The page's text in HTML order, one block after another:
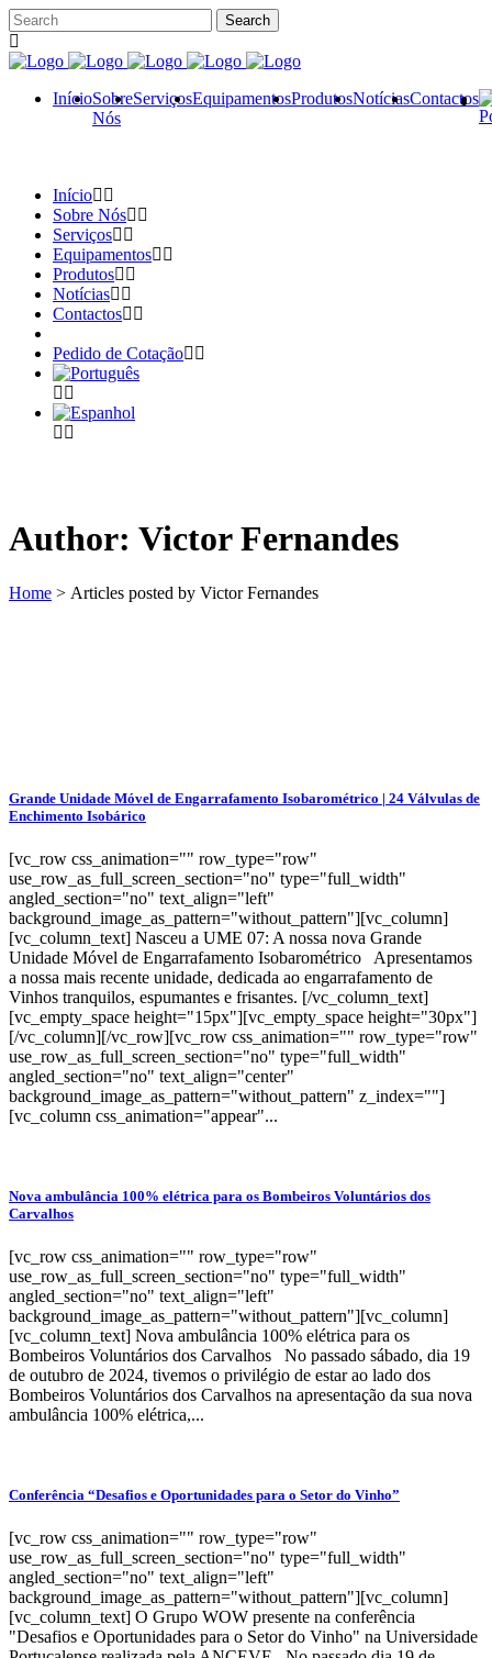
InícioSobre
Nós
ServiçosEquipamentosProdutosNotíciasContactos
Início
Sobre Nós
Serviços
Equipamentos
Produtos
Notícias
Contactos
Pedido de Cotação
Author: Victor Fernandes
Home > Articles posted by Victor Fernandes
Grande Unidade Móvel de Engarrafamento Isobarométrico | 24 Válvulas de
Enchimento Isobárico
[vc_row css_animation="" row_type="row"
use_row_as_full_screen_section="no" type="full_width"
angled_section="no" text_align="left"
background_image_as_pattern="without_pattern"][vc_column]
[vc_column_text] Nasceu a UME 07: A nossa nova Grande
Unidade Móvel de Engarrafamento Isobarométrico Apresentamos
a nossa mais recente unidade, dedicada ao engarrafamento de
Vinhos tranquilos, espumantes e frisantes. [/vc_column_text]
[vc_empty_space height="15px"][vc_empty_space height="30px"]
[/vc_column][/vc_row][vc_row css_animation="" row_type="row"
use_row_as_full_screen_section="no" type="full_width"
angled_section="no" text_align="center"
background_image_as_pattern="without_pattern" z_index=""]
[vc_column css_animation="appear"...
Nova ambulância 100% elétrica para os Bombeiros Voluntários dos
Carvalhos
[vc_row css_animation="" row_type="row"
use_row_as_full_screen_section="no" type="full_width"
angled_section="no" text_align="left"
background_image_as_pattern="without_pattern"][vc_column]
[vc_column_text] Nova ambulância 100% elétrica para os
Bombeiros Voluntários dos Carvalhos No passado sábado, dia 19
de outubro de 2024, tivemos o privilégio de estar ao lado dos
Bombeiros Voluntários dos Carvalhos na apresentação da sua nova
ambulância 100% elétrica,...
Conferência “Desafios e Oportunidades para o Setor do Vinho”
[vc_row css_animation="" row_type="row"
use_row_as_full_screen_section="no" type="full_width"
angled_section="no" text_align="left"
background_image_as_pattern="without_pattern"][vc_column]
[vc_column_text] O Grupo WOW presente na conferência
"Desafios e Oportunidades para o Setor do Vinho" na Universidade